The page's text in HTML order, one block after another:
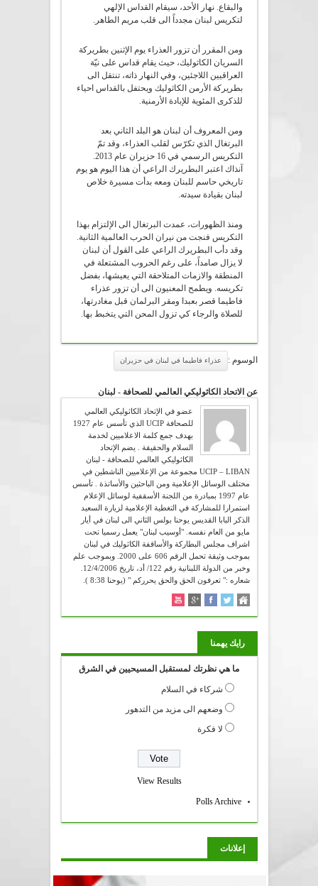
والبقاع. نهار الأحد، سيقام القداس الإلهي
لتكريس لبنان مجدداً الى قلب مريم الطاهر.
ومن المقرر أن تزور العذراء يوم الإثنين بطريركة
السريان الكاثوليك، حيث يقام قداس على نيّة
العراقيين اللاجئين، وفي النهار ذاته، تنتقل الى
بطريركة الأرمن الكاثوليك ويحتفل بالقداس احياء
للذكرى المئوية للإبادة الأرمنية.
ومن المعروف أن لبنان هو البلد الثاني بعد
البرتغال الذي تكرّس لقلب العذراء، وقد تمّ
التكريس الرسمي في 16 حزيران عام 2013.
آنذاك اعتبر البطريرك الراعي أن هذا اليوم هو يوم
تاريخي حاسم للبنان ومعه بدأت مسيرة خلاص
لبنان بقيادة سيدته.
ومنذ الظهورات، عمدت البرتغال الى الإلتزام بهذا
التكريس فنجت من نيران الحرب العالمية الثانية.
وقد دأب البطريرك الراعي على القول أن لبنان
لا يزال صامداً، على رغم الحروب المشتعلة في
المنطقة والازمات المتلاحقة التي يعيشها، بفضل
تكريسه. ويطمح المعنيون الى أن تزور عذراء
فاطيما قصر بعبدا ومقر البرلمان قبل مغادرتها،
للصلاة والرجاء كي تزول المحن التي يتخبط بها.
الوسوم : عذراء فاطيما في لبنان في حزيران
عن الاتحاد الكاثوليكي العالمي للصحافة - لبنان
عضو في الإتحاد الكاثوليكي العالمي
للصحافة UCIP الذي تأسس عام 1927
بهدف جمع كلمة الاعلاميين لخدمة
السلام والحقيقة . يضم الإتحاد
الكاثوليكي العالمي للصحافة - لبنان
UCIP – LIBAN مجموعة من الإعلاميين الناشطين في
مختلف الوسائل الإعلامية ومن الباحثين والأساتذة . تأسس
عام 1997 بمبادرة من اللجنة الأسقفية لوسائل الإعلام
استمرارا للمشاركة في التغطية الإعلامية لزيارة السعيد
الذكر البابا القديس يوحنا بولس الثاني الى لبنان في أيار
مايو من العام نفسه. "أوسيب لبنان" يعمل رسميا تحت
اشراف مجلس البطاركة والأساقفة الكاثوليك في لبنان
بموجب وثيقة تحمل الرقم 606 على 2000. وبموجب علم
شعاره :" تعرفون الحق والحق يحرركم " (يوحنا 8:38 ).
رايك يهمنا
ما هي نظرتك لمستقبل المسيحيين في الشرق
شركاء في السلام
وضعهم الى مزيد من التدهور
لا فكرة
View Results
Polls Archive
إعلانات